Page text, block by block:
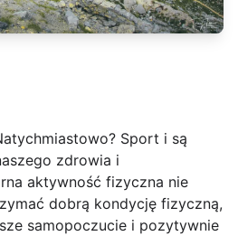
Sport i są
zdrowia i
aktywność fizyczna nie
dobrą kondycję fizyczną,
samopoczucie i pozytywnie